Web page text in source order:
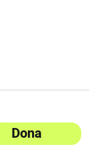
Dona